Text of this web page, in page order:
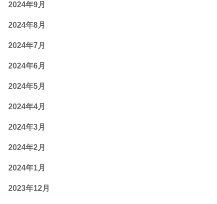
2024年9月
2024年8月
2024年7月
2024年6月
2024年5月
2024年4月
2024年3月
2024年2月
2024年1月
2023年12月